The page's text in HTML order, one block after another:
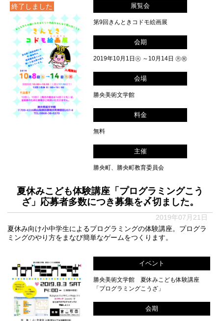
終了しました 展覧会
第9回きんときコドモ絵画展
会期
2019年10月1日㊋ ～10月14日 ㊊㊗
会場
勝央美術文学館
料金
無料
主催
勝央町、勝央町教育委員会
夏休みこども体験講座「プログラミングこう
ざ」応募者多数につき募集を〆切ました。
2019年07月21日
夏休み向け小中学生によるプログラミングの体験講座。プログラ
ミングのやり方をまなび簡単なゲームをつくります。
イベント
勝央美術文学館 夏休みこども体験講座
「プログラミングこうざ」
会期